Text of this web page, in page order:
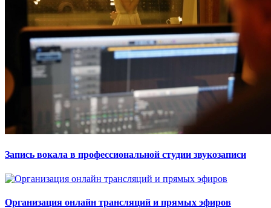
Запись вокала в профессиональной студии звукозаписи
Организация онлайн трансляций и прямых эфиров